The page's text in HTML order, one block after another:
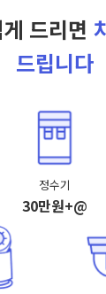
드리면
드립니다
정수기
30만원+@